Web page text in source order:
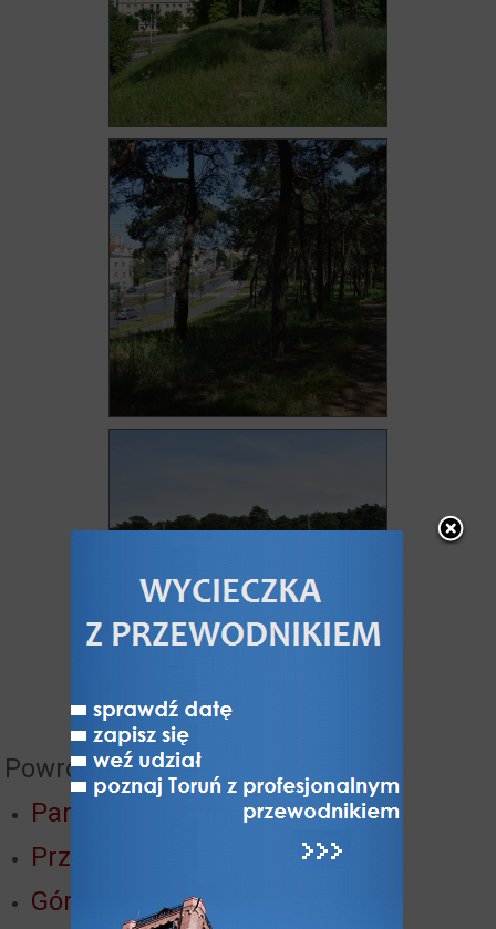
Powrót do:
Parki, Ogrody, Rezerwaty, Lasy
Przedmieście Bydgoskie
Góry toruńskie